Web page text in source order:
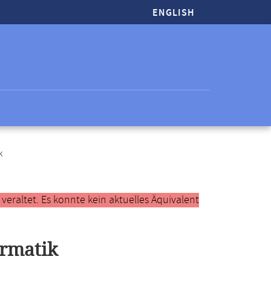
ENGLISH
Es konnte kein aktuelles Äquivalent